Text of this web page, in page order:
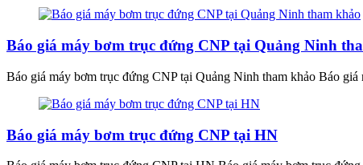
Báo giá máy bơm trục đứng CNP tại Quảng Ninh
Báo giá máy bơm trục đứng CNP tại Quảng Ninh tham khảo Báo
Báo giá máy bơm trục đứng CNP tại HN